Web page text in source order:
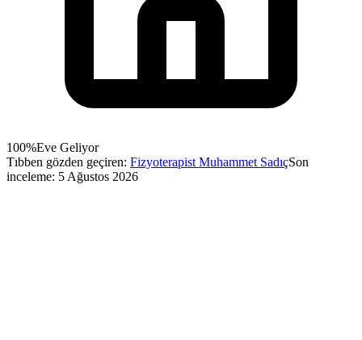
100%Eve Geliyor
Tıbben gözden geçiren: Fizyoterapist Muhammet SadıçSon
inceleme: 5 Ağustos 2026